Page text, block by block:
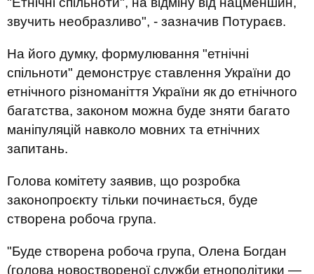
звучить необразливо", - зазначив Потураєв.
На його думку, формулювання "етнічні
спільноти" демонструє ставлення України до
етнічного різноманіття України як до етнічного
багатства, законом можна буде зняти багато
маніпуляцій навколо мовних та етнічних
запитань.
Голова комітету заявив, що розробка
законопроєкту тільки починається, буде
створена робоча група.
"Буде створена робоча група, Олена Богдан
(голова новоствореної служби етнополітики —